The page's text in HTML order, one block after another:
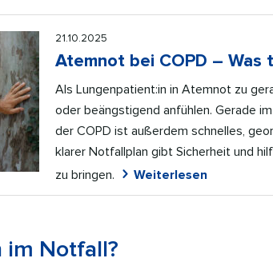
21.10.2025
Atemnot bei COPD – Was
Als Lungenpatient:in in Atemnot zu
oder beängstigend anfühlen. Gerade
der COPD ist außerdem schnelles,
klarer Notfallplan gibt Sicherheit und
zu bringen.
Weiterlesen
im Notfall?